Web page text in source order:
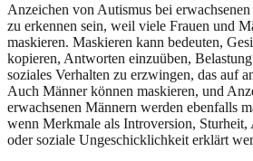
Anzeichen von Autismus bei
zu erkennen sein, weil viele Frauen und
maskieren. Maskieren kann bedeuten,
kopieren, Antworten einzuüben,
soziales Verhalten zu erzwingen, das auf
Auch Männer können maskieren, und
erwachsenen Männern werden ebenfalls
wenn Merkmale als Introversion, Sturheit,
oder soziale Ungeschicklichkeit erklärt